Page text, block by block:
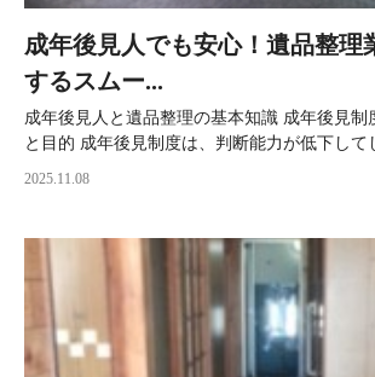
成年後見人でも安心！遺品整理
するスムー...
成年後見人と遺品整理の基本知識 成年後見制
と目的 成年後見制度は、判断能力が低下して
2025.11.08